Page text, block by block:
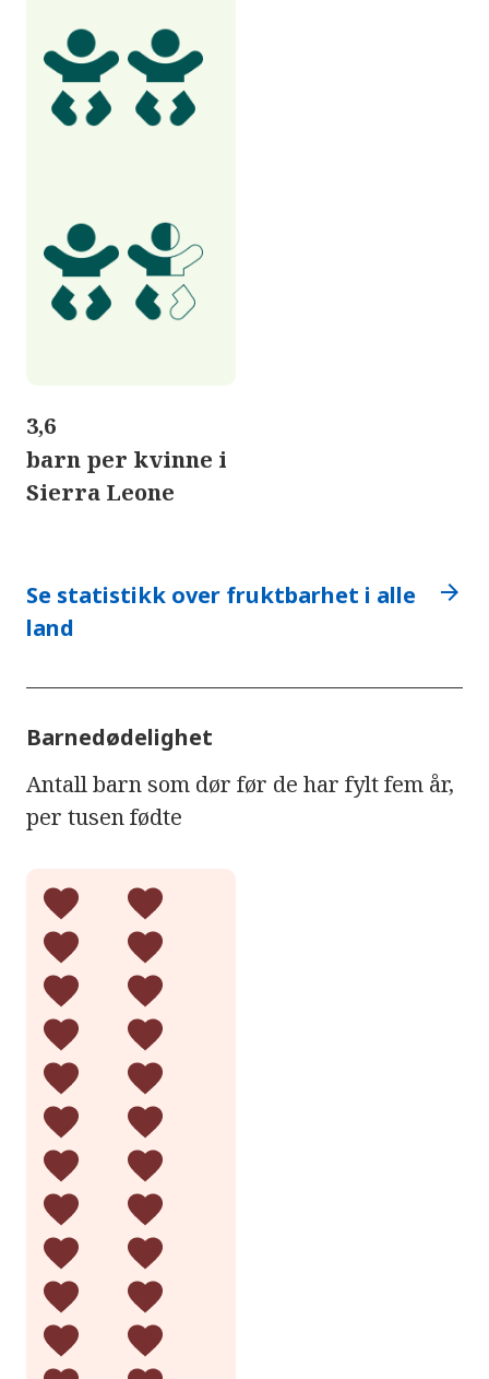
3,6
barn per kvinne i
Sierra Leone
Se statistikk over fruktbarhet i alle
land
arrow_forward
Barnedødelighet
Antall barn som dør før de har fylt fem år,
per tusen fødte